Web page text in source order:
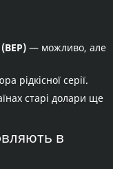
— можливо, але
рідкісної серії.
старі долари ще
в